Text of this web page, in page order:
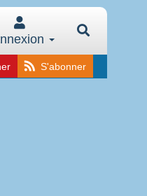
S'abonner